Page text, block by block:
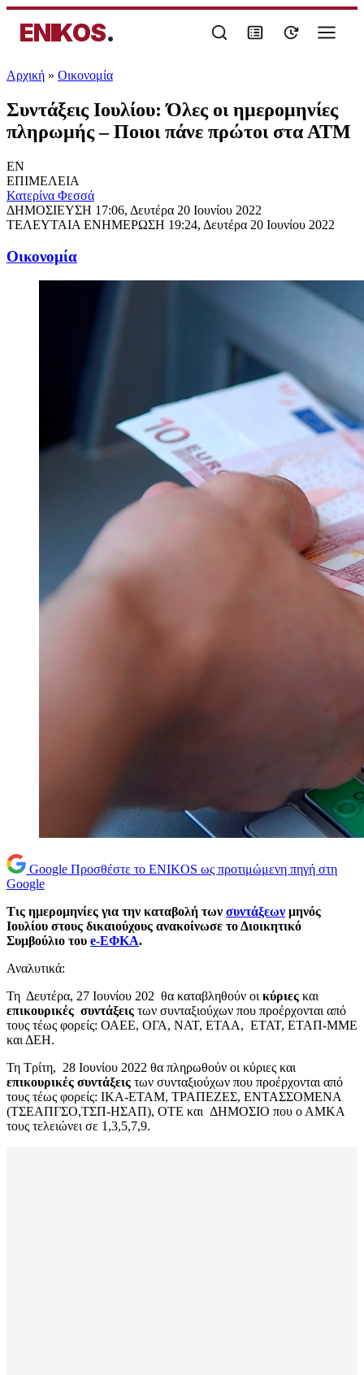
ENIKOS.
Αρχική » Oικονομία
Συντάξεις Ιουλίου: Όλες οι ημερομηνίες
πληρωμής – Ποιοι πάνε πρώτοι στα ΑΤΜ
EN
ΕΠΙΜΕΛΕΙΑ
Κατερίνα Φεσσά
ΔΗΜΟΣΙΕΥΣΗ 17:06, Δευτέρα 20 Ιουνίου 2022
ΤΕΛΕΥΤΑΙΑ ΕΝΗΜΕΡΩΣΗ 19:24, Δευτέρα 20 Ιουνίου 2022
Oικονομία
Google Προσθέστε το ENIKOS ως προτιμώμενη πηγή στη
Google
Τις ημερομηνίες για την καταβολή των συντάξεων μηνός
Ιουλίου στους δικαιούχους ανακοίνωσε το Διοικητικό
Συμβούλιο του e-ΕΦΚΑ.
Αναλυτικά:
Τη Δευτέρα, 27 Ιουνίου 202 θα καταβληθούν οι κύριες και
επικουρικές συντάξεις των συνταξιούχων που προέρχονται από
τους τέως φορείς: ΟΑΕΕ, ΟΓΑ, ΝΑΤ, ΕΤΑΑ, ΕΤΑΤ, ΕΤΑΠ-ΜΜΕ
και ΔΕΗ.
Τη Τρίτη, 28 Ιουνίου 2022 θα πληρωθούν οι κύριες και
επικουρικές συντάξεις των συνταξιούχων που προέρχονται από
τους τέως φορείς: ΙΚΑ-ΕΤΑΜ, ΤΡΑΠΕΖΕΣ, ΕΝΤΑΣΣΟΜΕΝΑ
(ΤΣΕΑΠΓΣΟ,ΤΣΠ-ΗΣΑΠ), ΟΤΕ και ΔΗΜΟΣΙΟ που ο ΑΜΚΑ
τους τελειώνει σε 1,3,5,7,9.